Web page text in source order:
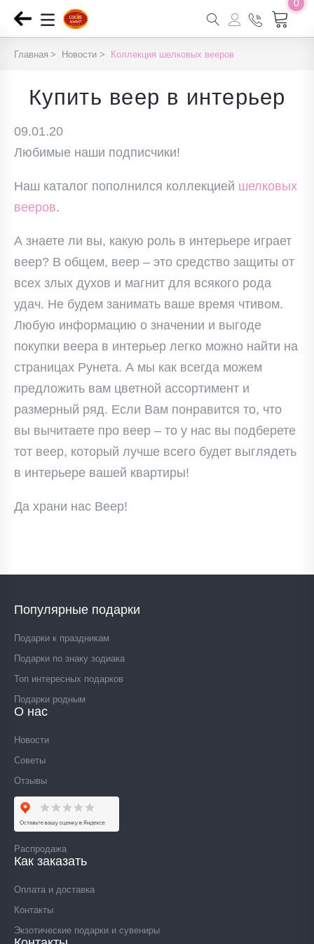
0
Главная Новости Коллекция шелковых вееров
Купить веер в интерьер
09.01.20
Любимые наши подписчики!
Наш каталог пополнился коллекцией шелковых
вееров.
А знаете ли вы, какую роль в интерьере играет
веер? В общем, веер – это средство защиты от
всех злых духов и магнит для всякого рода
удач. Не будем занимать ваше время чтивом.
Любую информацию о значении и выгоде
покупки веера в интерьер легко можно найти на
страницах Рунета. А мы как всегда можем
предложить вам цветной ассортимент и
размерный ряд. Если Вам понравится то, что
вы вычитаете про веер – то у нас вы подберете
тот веер, который лучше всего будет выглядеть
в интерьере вашей квартиры!
Да храни нас Веер!
Популярные подарки
Подарки к праздникам
Подарки по знаку зодиака
Топ интересных подарков
Подарки родным
О нас
Новости
Советы
Отзывы
Распродажа
Как заказать
Оплата и доставка
Контакты
Экзотические подарки и сувениры